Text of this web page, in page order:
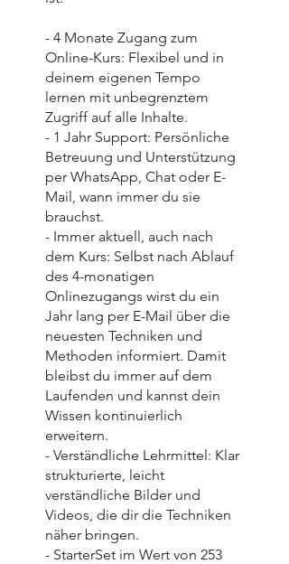
- 4 Monate Zugang zum
Online-Kurs: Flexibel und in
deinem eigenen Tempo
lernen mit unbegrenztem
Zugriff auf alle Inhalte.
- 1 Jahr Support: Persönliche
Betreuung und Unterstützung
per WhatsApp, Chat oder E-
Mail, wann immer du sie
brauchst.
- Immer aktuell, auch nach
dem Kurs: Selbst nach Ablauf
des 4-monatigen
Onlinezugangs wirst du ein
Jahr lang per E-Mail über die
neuesten Techniken und
Methoden informiert. Damit
bleibst du immer auf dem
Laufenden und kannst dein
Wissen kontinuierlich
erweitern.
- Verständliche Lehrmittel: Klar
strukturierte, leicht
verständliche Bilder und
Videos, die dir die Techniken
näher bringen.
- StarterSet im Wert von 253